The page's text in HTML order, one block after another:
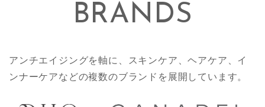
BRANDS
アンチエイジングを軸に、スキンケア、ヘアケア、イ
ンナーケアなどの複数のブランドを展開しています。